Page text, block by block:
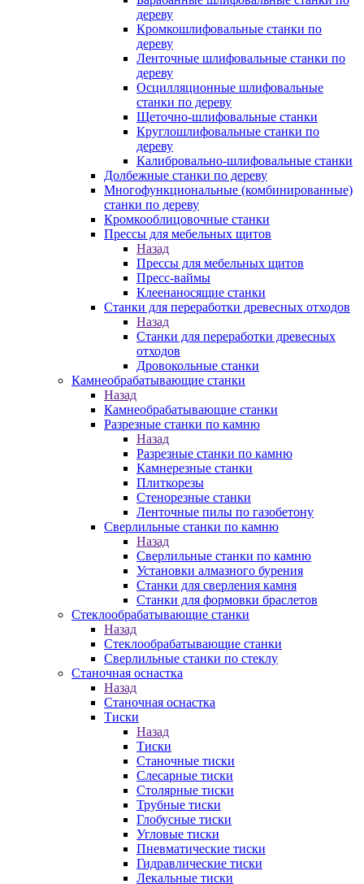
дереву
Кромкошлифовальные станки по
дереву
Ленточные шлифовальные станки по
дереву
Осцилляционные шлифовальные
станки по дереву
Щеточно-шлифовальные станки
Круглошлифовальные станки по
дереву
Калибровально-шлифовальные станки
Долбежные станки по дереву
Многофункциональные (комбинированные)
станки по дереву
Кромкооблицовочные станки
Прессы для мебельных щитов
Назад
Прессы для мебельных щитов
Пресс-ваймы
Клеенаносящие станки
Станки для переработки древесных отходов
Назад
Станки для переработки древесных
отходов
Дровокольные станки
Камнеобрабатывающие станки
Назад
Камнеобрабатывающие станки
Разрезные станки по камню
Назад
Разрезные станки по камню
Камнерезные станки
Плиткорезы
Стенорезные станки
Ленточные пилы по газобетону
Сверлильные станки по камню
Назад
Сверлильные станки по камню
Установки алмазного бурения
Станки для сверления камня
Станки для формовки браслетов
Стеклообрабатывающие станки
Назад
Стеклообрабатывающие станки
Сверлильные станки по стеклу
Станочная оснастка
Назад
Станочная оснастка
Тиски
Назад
Тиски
Станочные тиски
Слесарные тиски
Столярные тиски
Трубные тиски
Глобусные тиски
Угловые тиски
Пневматические тиски
Гидравлические тиски
Лекальные тиски